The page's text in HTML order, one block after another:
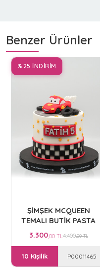
Benzer Ürünler
%25 İNDİRİM
ŞİMŞEK MCQUEEN
TEMALI BUTİK PASTA
3.300,00 TL4.400,00 TL
10 Kişilik P00011465